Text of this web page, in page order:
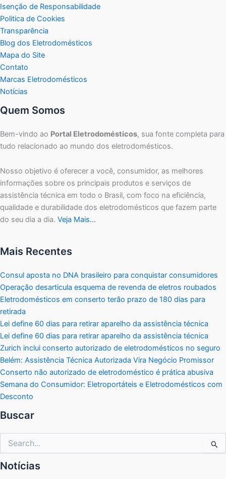
Isenção de Responsabilidade
Politica de Cookies
Transparência
Blog dos Eletrodomésticos
Mapa do Site
Contato
Marcas Eletrodomésticos
Notícias
Quem Somos
Bem-vindo ao Portal Eletrodomésticos, sua fonte completa para
tudo relacionado ao mundo dos eletrodomésticos.
Nosso objetivo é oferecer a você, consumidor, as melhores
informações sobre os principais produtos e serviços de
assistência técnica em todo o Brasil, com foco na eficiência,
qualidade e durabilidade dos eletrodomésticos que fazem parte
do seu dia a dia. Veja Mais…
Mais Recentes
Consul aposta no DNA brasileiro para conquistar consumidores
Operação desarticula esquema de revenda de eletros roubados
Eletrodomésticos em conserto terão prazo de 180 dias para
retirada
Lei define 60 dias para retirar aparelho da assistência técnica
Lei define 60 dias para retirar aparelho da assistência técnica
Zurich inclui conserto autorizado de eletrodomésticos no seguro
Belém: Assistência Técnica Autorizada Vira Negócio Promissor
Conserto não autorizado de eletrodoméstico é prática abusiva
Semana do Consumidor: Eletroportáteis e Eletrodomésticos com
Desconto
Buscar
por:
Notícias